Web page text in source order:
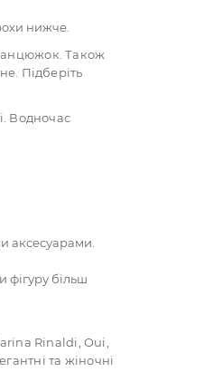
нижче.
Також
Підберіть
Водночас
аксесуарами.
фігуру більш
Rinaldi, Oui,
та жіночні